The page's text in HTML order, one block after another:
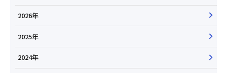
2026年
2025年
2024年